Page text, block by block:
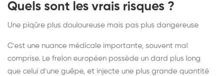
Quels sont les vrais risques ?
Une piqûre plus douloureuse mais pas plus dangereuse
C'est une nuance médicale importante, souvent mal
comprise. Le frelon européen possède un dard plus long
que celui d'une guêpe, et injecte une plus grande quantité